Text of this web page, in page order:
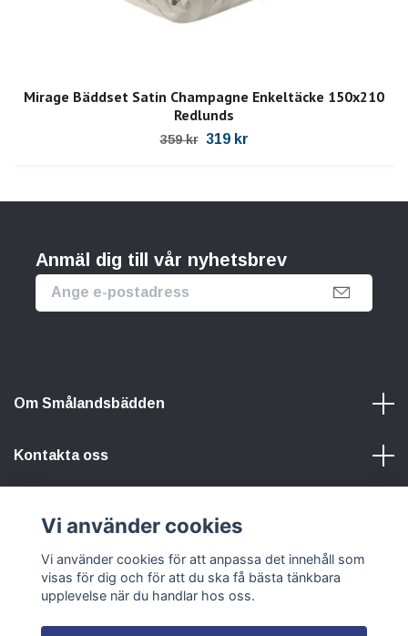
Mirage Bäddset Satin Champagne Enkeltäcke 150x210
Redlunds
359 kr 319 kr
Anmäl dig till vår nyhetsbrev
Om Smålandsbädden
Kontakta oss
Sociala medier
Vi använder cookies
Vi använder cookies för att anpassa det innehåll som
visas för dig och för att du ska få bästa tänkbara
upplevelse när du handlar hos oss.